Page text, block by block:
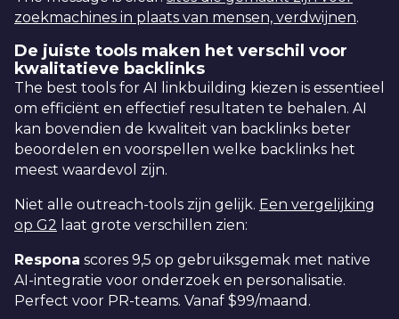
zoekmachines in plaats van mensen, verdwijnen.
De juiste tools maken het verschil voor
kwalitatieve backlinks
The best tools for AI linkbuilding kiezen is essentieel
om efficiënt en effectief resultaten te behalen. AI
kan bovendien de kwaliteit van backlinks beter
beoordelen en voorspellen welke backlinks het
meest waardevol zijn.
Niet alle outreach-tools zijn gelijk. Een vergelijking
op G2 laat grote verschillen zien:
Respona scores 9,5 op gebruiksgemak met native
AI-integratie voor onderzoek en personalisatie.
Perfect voor PR-teams. Vanaf $99/maand.